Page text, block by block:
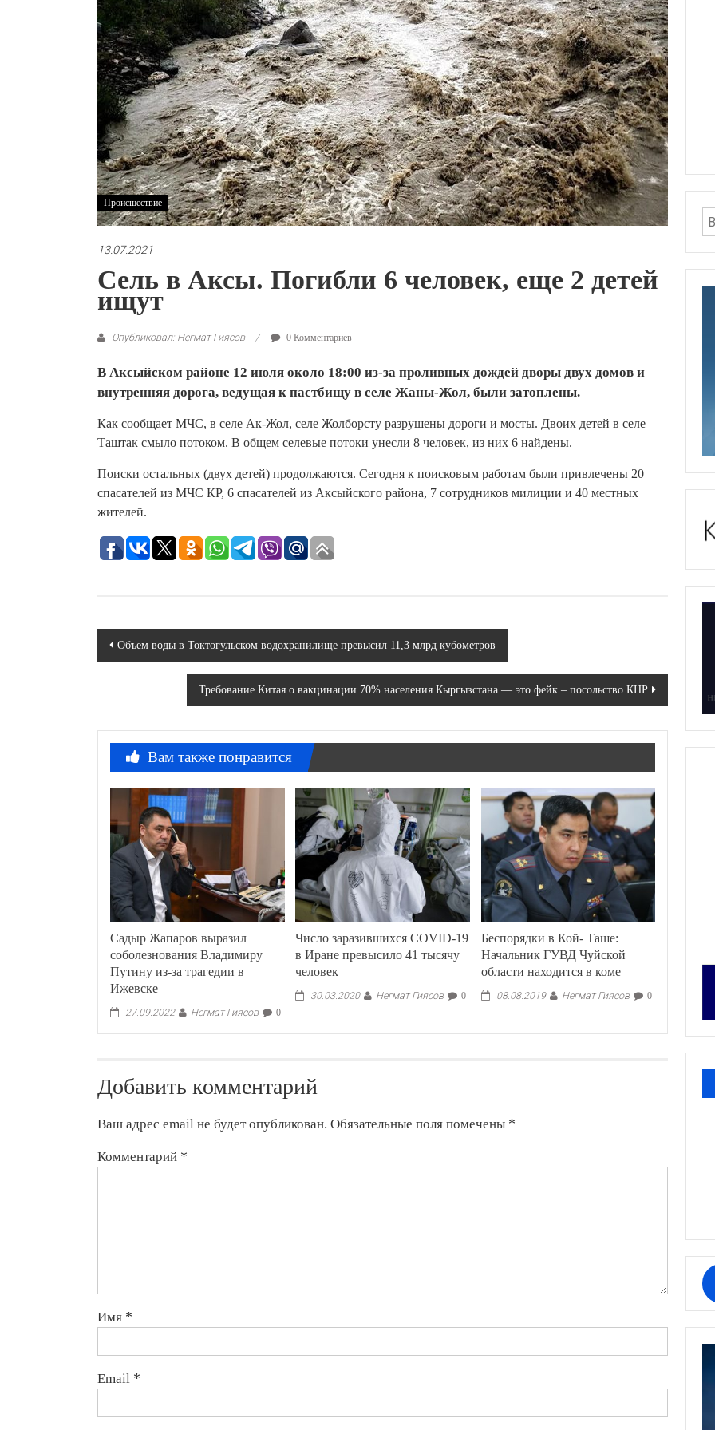
Происшествие
13.07.2021
Сель в Аксы. Погибли 6 человек, еще 2 детей
ищут
Опубликовал: Негмат Гиясов 0 Комментариев
В Аксыйском районе 12 июля около 18:00 из-за проливных дождей дворы двух домов и
внутренняя дорога, ведущая к пастбищу в селе Жаны-Жол, были затоплены.
Как сообщает МЧС, в селе Ак-Жол, селе Жолборсту разрушены дороги и мосты. Двоих детей в селе
Таштак смыло потоком. В общем селевые потоки унесли 8 человек, из них 6 найдены.
Поиски остальных (двух детей) продолжаются. Сегодня к поисковым работам были привлечены 20
спасателей из МЧС КР, 6 спасателей из Аксыйского района, 7 сотрудников милиции и 40 местных
жителей.
Навигация
Объем воды в Токтогульском водохранилище превысил 11,3 млрд кубометров
Требование Китая о вакцинации 70% населения Кыргызстана — это фейк – посольство КНР
Вам также понравится
Садыр Жапаров выразил
соболезнования Владимиру
Путину из-за трагедии в
Ижевске
27.09.2022 Негмат Гиясов 0
Число заразившихся COVID-19
в Иране превысило 41 тысячу
человек
30.03.2020 Негмат Гиясов 0
Беспорядки в Кой- Таше:
Начальник ГУВД Чуйской
области находится в коме
08.08.2019 Негмат Гиясов 0
Добавить комментарий
Ваш адрес email не будет опубликован. Обязательные поля помечены *
Комментарий *
Имя *
Email *